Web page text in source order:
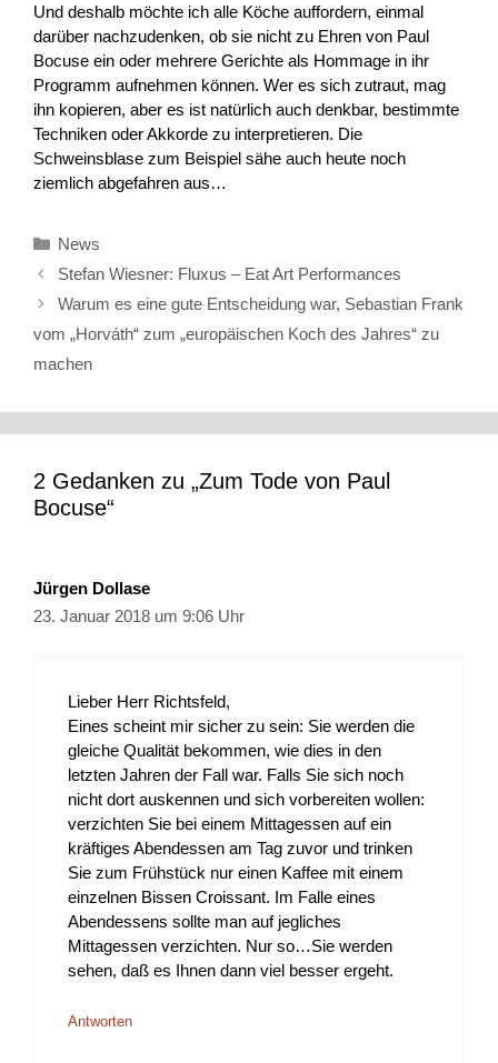
Und deshalb möchte ich alle Köche auffordern, einmal
darüber nachzudenken, ob sie nicht zu Ehren von Paul
Bocuse ein oder mehrere Gerichte als Hommage in ihr
Programm aufnehmen können. Wer es sich zutraut, mag
ihn kopieren, aber es ist natürlich auch denkbar, bestimmte
Techniken oder Akkorde zu interpretieren. Die
Schweinsblase zum Beispiel sähe auch heute noch
ziemlich abgefahren aus…
Kategorien
News
Stefan Wiesner: Fluxus – Eat Art Performances
Warum es eine gute Entscheidung war, Sebastian Frank
vom „Horváth“ zum „europäischen Koch des Jahres“ zu
machen
2 Gedanken zu „Zum Tode von Paul
Bocuse“
Jürgen Dollase
23. Januar 2018 um 9:06 Uhr
Lieber Herr Richtsfeld,
Eines scheint mir sicher zu sein: Sie werden die
gleiche Qualität bekommen, wie dies in den
letzten Jahren der Fall war. Falls Sie sich noch
nicht dort auskennen und sich vorbereiten wollen:
verzichten Sie bei einem Mittagessen auf ein
kräftiges Abendessen am Tag zuvor und trinken
Sie zum Frühstück nur einen Kaffee mit einem
einzelnen Bissen Croissant. Im Falle eines
Abendessens sollte man auf jegliches
Mittagessen verzichten. Nur so…Sie werden
sehen, daß es Ihnen dann viel besser ergeht.
Antworten